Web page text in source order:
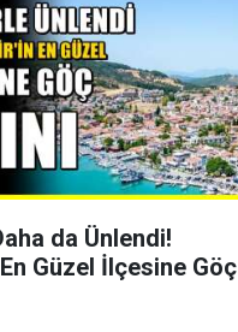
da Ünlendi!
Güzel İlçesine Göç